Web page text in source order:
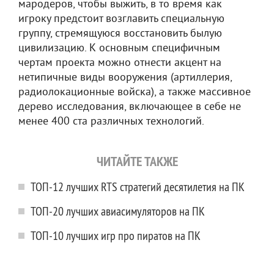
мародеров, чтобы выжить, в то время как
игроку предстоит возглавить специальную
группу, стремящуюся восстановить былую
цивилизацию. К основным специфичным
чертам проекта можно отнести акцент на
нетипичные виды вооружения (артиллерия,
радиолокационные войска), а также массивное
дерево исследования, включающее в себе не
менее 400 ста различных технологий.
ЧИТАЙТЕ ТАКЖЕ
ТОП-12 лучших RTS стратегий десятилетия на ПК
ТОП-20 лучших авиасимуляторов на ПК
ТОП-10 лучших игр про пиратов на ПК